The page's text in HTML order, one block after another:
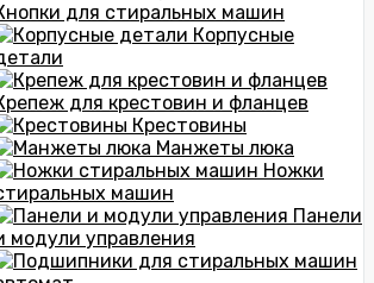
для стиральных машин
Корпусные
для крестовин и фланцев
Крестовины
Манжеты люка
Ножки
машин
Панели
модули управления